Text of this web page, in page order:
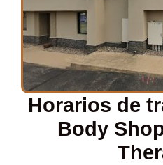
Horarios de
Body